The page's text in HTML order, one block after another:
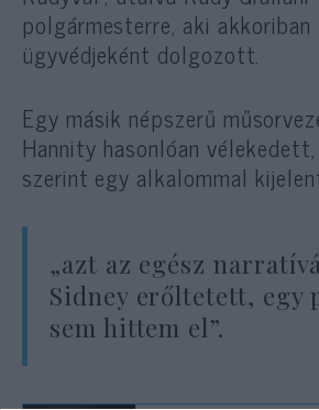
polgármesterre, aki akkoriban
ügyvédjeként dolgozott.
Egy másik népszerű
Hannity hasonlóan
szerint egy alkalommal
„azt az egész
Sidney erőltetett, egy
sem hittem el”.